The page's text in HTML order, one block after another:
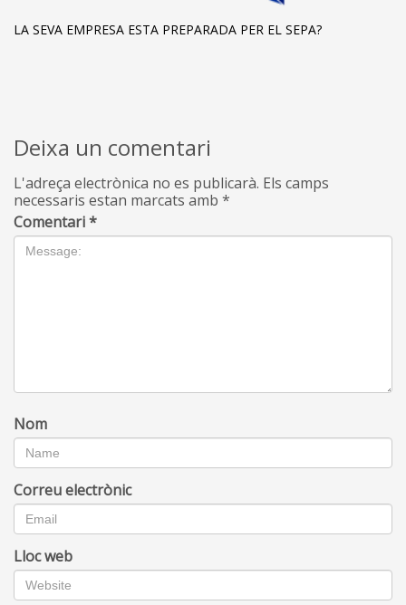
LA SEVA EMPRESA ESTA PREPARADA PER EL SEPA?
Deixa un comentari
L'adreça electrònica no es publicarà. Els camps
necessaris estan marcats amb *
Comentari*
Nom
Correu electrònic
Lloc web